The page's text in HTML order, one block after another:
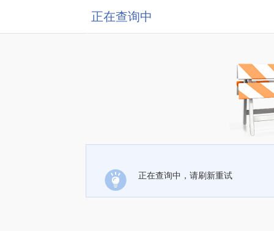
正在查询中
正在查询中，请刷新重试